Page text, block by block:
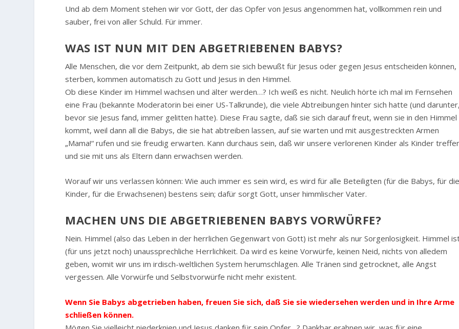
Und ab dem Moment stehen wir vor Gott, der das Opfer von Jesus angenommen hat, vollkommen rein und
sauber, frei von aller Schuld. Für immer.
WAS IST NUN MIT DEN ABGETRIEBENEN BABYS?
Alle Menschen, die vor dem Zeitpunkt, ab dem sie sich bewußt für Jesus oder gegen Jesus entscheiden können,
sterben, kommen automatisch zu Gott und Jesus in den Himmel.
Ob diese Kinder im Himmel wachsen und älter werden…? Ich weiß es nicht. Neulich hörte ich mal im Fernsehen
eine Frau (bekannte Moderatorin bei einer US-Talkrunde), die viele Abtreibungen hinter sich hatte (und
bevor sie Jesus fand, immer gelitten hatte). Diese Frau sagte, daß sie sich darauf freut, wenn sie in den Himmel
kommt, weil dann all die Babys, die sie hat abtreiben lassen, auf sie warten und mit ausgestreckten Armen
„Mama!“ rufen und sie freudig erwarten. Kann durchaus sein, daß wir unsere verlorenen Kinder als Kinder
und sie mit uns als Eltern dann erwachsen werden.
Worauf wir uns verlassen können: Wie auch immer es sein wird, es wird für alle Beteiligten (für die Babys, für
Kinder, für die Erwachsenen) bestens sein; dafür sorgt Gott, unser himmlischer Vater.
MACHEN UNS DIE ABGETRIEBENEN BABYS VORWÜRFE?
Nein. Himmel (also das Leben in der herrlichen Gegenwart von Gott) ist mehr als nur Sorgenlosigkeit. Himmel
(für uns jetzt noch) unaussprechliche Herrlichkeit. Da wird es keine Vorwürfe, keinen Neid, nichts von alledem
geben, womit wir uns im irdisch-weltlichen System herumschlagen. Alle Tränen sind getrocknet, alle Angst
vergessen. Alle Vorwürfe und Selbstvorwürfe nicht mehr existent.
Wenn Sie Babys abgetrieben haben, freuen Sie sich, daß Sie sie wiedersehen werden und in Ihre Arme
schließen können.